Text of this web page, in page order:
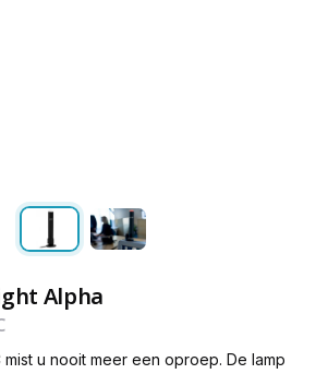
Alpha
mist u nooit meer een oproep. De lamp